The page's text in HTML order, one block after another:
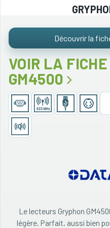
Découvrir la
VOIR LA FICHE
GM4500
Le lecteurs Gryphon
légère. Parfait, aussi bien